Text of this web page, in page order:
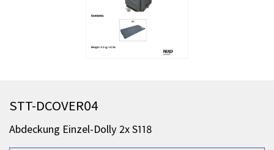
STT-DCOVER04
Abdeckung Einzel-Dolly 2x S118